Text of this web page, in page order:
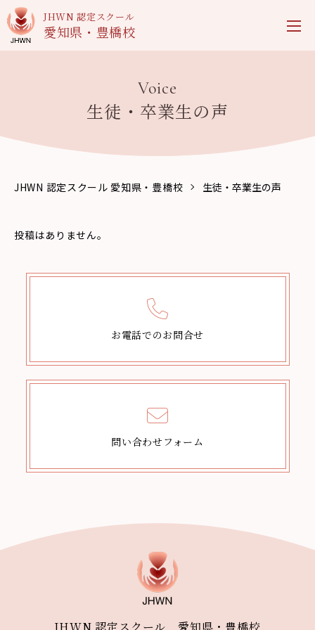
JHWN 認定スクール
愛知県・豊橋校
Voice
生徒・卒業生の声
JHWN 認定スクール 愛知県・豊橋校 生徒・卒業生の声
投稿はありません。
お電話でのお問合せ
問い合わせフォーム